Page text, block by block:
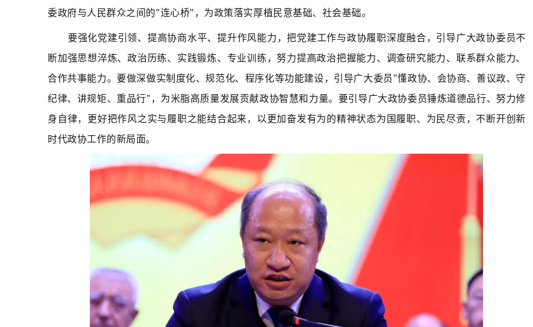
委政府与人民群众之间的"连心桥"，为政策落实厚植民意基础、社会基础。
要强化党建引领、提高协商水平、提升作风能力，把党建工作与政协履职深度融合，引导广大政协委员不
断加强思想淬炼、政治历练、实践锻炼、专业训练，努力提高政治把握能力、调查研究能力、联系群众能力、
合作共事能力。要做深做实制度化、规范化、程序化等功能建设，引导广大委员"懂政协、会协商、善议政、守
纪律、讲规矩、重品行"，为米脂高质量发展贡献政协智慧和力量。要引导广大政协委员锤炼道德品行、努力修
身自律，更好把作风之实与履职之能结合起来，以更加奋发有为的精神状态为国履职、为民尽责，不断开创新
时代政协工作的新局面。